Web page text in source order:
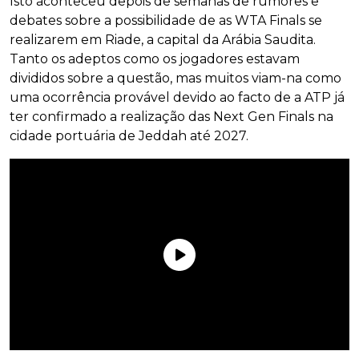
debates sobre a possibilidade de as WTA Finals se
realizarem em Riade, a capital da Arábia Saudita.
Tanto os adeptos como os jogadores estavam
divididos sobre a questão, mas muitos viam-na como
uma ocorrência provável devido ao facto de a ATP já
ter confirmado a realização das Next Gen Finals na
cidade portuária de Jeddah até 2027.